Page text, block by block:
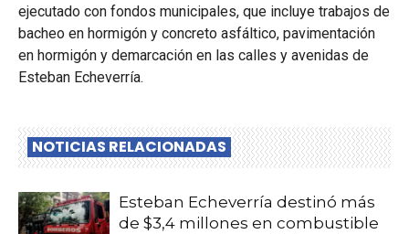
ejecutado con fondos municipales, que incluye trabajos de
bacheo en hormigón y concreto asfáltico, pavimentación
en hormigón y demarcación en las calles y avenidas de
Esteban Echeverría.
NOTICIAS RELACIONADAS
Esteban Echeverría destinó más
de $3,4 millones en combustible